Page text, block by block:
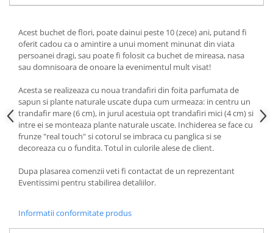
Acest buchet de flori, poate dainui peste 10 (zece) ani, putand fi
oferit cadou ca o amintire a unui moment minunat din viata
persoanei dragi, sau poate fi folosit ca buchet de mireasa, nasa
sau domnisoara de onoare la evenimentul mult visat!
Acesta se realizeaza cu noua trandafiri din foita parfumata de
sapun si plante naturale uscate dupa cum urmeaza: in centru un
trandafir mare (6 cm), in jurul acestuia opt trandafiri mici (4 cm) si
intre ei se monteaza plante naturale uscate. Inchiderea se face cu
frunze "real touch" si cotorul se imbraca cu panglica si se
decoreaza cu o fundita. Totul in culorile alese de client.
Dupa plasarea comenzii veti fi contactat de un reprezentant
Eventissimi pentru stabilirea detaliilor.
Informatii conformitate produs